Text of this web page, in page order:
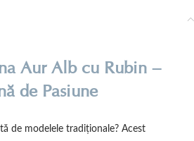
Aur Alb cu Rubin –
de Pasiune
de modelele tradiționale? Acest